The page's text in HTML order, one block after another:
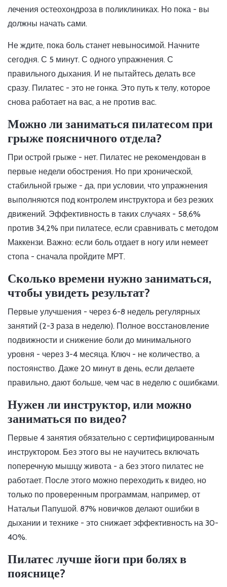
лечения остеохондроза в поликлиниках. Но пока - вы
должны начать сами.
Не ждите, пока боль станет невыносимой. Начните
сегодня. С 5 минут. С одного упражнения. С
правильного дыхания. И не пытайтесь делать все
сразу. Пилатес - это не гонка. Это путь к телу, которое
снова работает на вас, а не против вас.
Можно ли заниматься пилатесом при
грыже поясничного отдела?
При острой грыже - нет. Пилатес не рекомендован в
первые недели обострения. Но при хронической,
стабильной грыже - да, при условии, что упражнения
выполняются под контролем инструктора и без резких
движений. Эффективность в таких случаях - 58,6%
против 34,2% при пилатесе, если сравнивать с методом
Маккензи. Важно: если боль отдает в ногу или немеет
стопа - сначала пройдите МРТ.
Сколько времени нужно заниматься,
чтобы увидеть результат?
Первые улучшения - через 6-8 недель регулярных
занятий (2-3 раза в неделю). Полное восстановление
подвижности и снижение боли до минимального
уровня - через 3-4 месяца. Ключ - не количество, а
постоянство. Даже 20 минут в день, если делаете
правильно, дают больше, чем час в неделю с ошибками.
Нужен ли инструктор, или можно
заниматься по видео?
Первые 4 занятия обязательно с сертифицированным
инструктором. Без этого вы не научитесь включать
поперечную мышцу живота - а без этого пилатес не
работает. После этого можно переходить к видео, но
только по проверенным программам, например, от
Натальи Папушой. 87% новичков делают ошибки в
дыхании и технике - это снижает эффективность на 30-
40%.
Пилатес лучше йоги при болях в
пояснице?